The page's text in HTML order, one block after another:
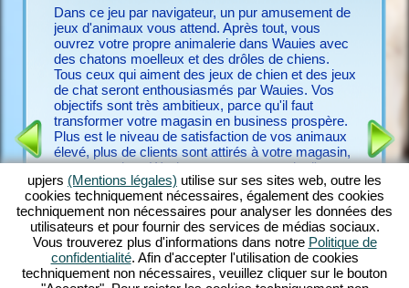
Dans ce jeu par navigateur, un pur amusement de
jeux d'animaux vous attend. Après tout, vous
ouvrez votre propre animalerie dans Wauies avec
des chatons moelleux et des drôles de chiens.
Tous ceux qui aiment des jeux de chien et des jeux
de chat seront enthousiasmés par Wauies. Vos
objectifs sont très ambitieux, parce qu'il faut
transformer votre magasin en business prospère.
Plus est le niveau de satisfaction de vos animaux
élevé, plus de clients sont attirés à votre magasin,
parce que dans Wauies, vous prenez soin d'une
multitude de drôles d'animaux. Prenez soin de
chiots de chihuahuas, des labrador retrievers, des
chatons ragdoll, des persans et beaucoup d'autres
espèces animales qui seront disponibles dans le
déroulement du jeu. Wauies réunit des éléments
de jeux de chien et de jeux de chat pour créer un
jeu par navigateur cohérent.
vous
de jeu
chats,
tissez
pour
peu
upjers (Mentions légales) utilise sur ses sites web, outre les
cookies techniquement nécessaires, également des cookies
techniquement non nécessaires pour analyser les données des
utilisateurs et pour fournir des services de médias sociaux.
Vous trouverez plus d'informations dans notre Politique de
confidentialité. Afin d'accepter l'utilisation de cookies
techniquement non nécessaires, veuillez cliquer sur le bouton